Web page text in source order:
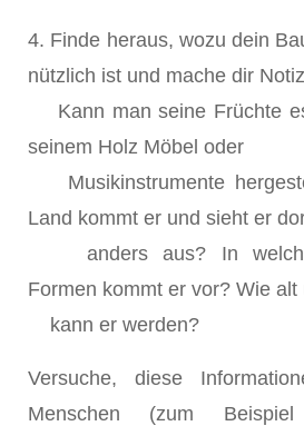
4. Finde heraus, wozu dein
nützlich ist und mache dir
Kann man seine Früchte
seinem Holz Möbel oder
Musikinstrumente
Land kommt er und sieht er
anders aus? In
Formen kommt er vor? Wie alt
kann er werden?
Versuche, diese
Menschen (zum